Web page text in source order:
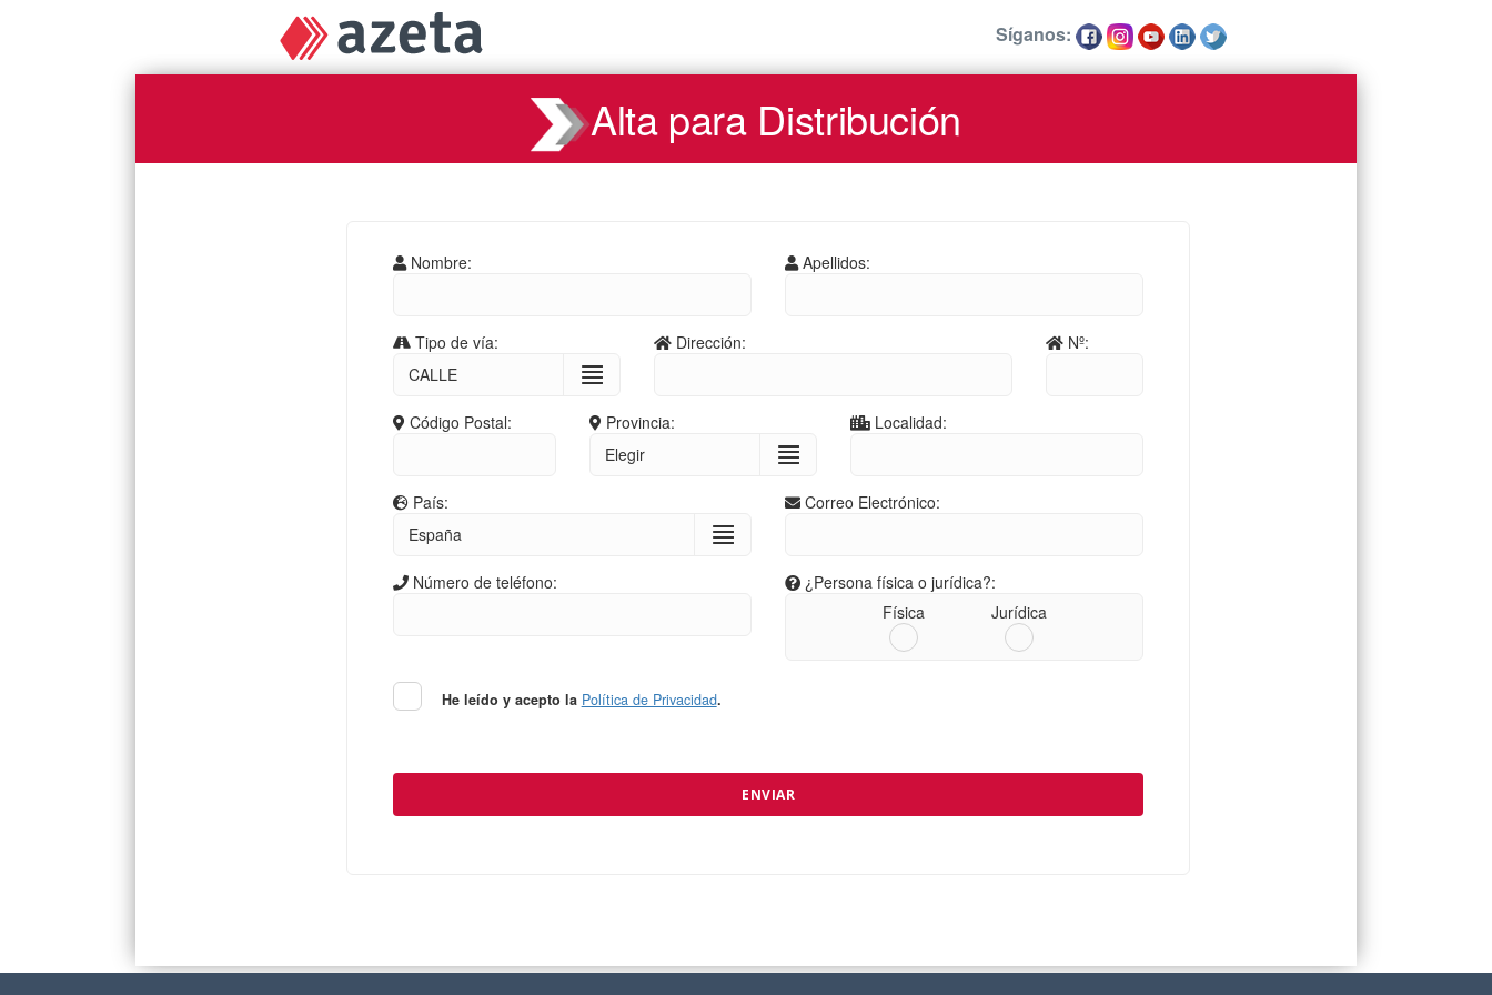
Síganos:
Alta para Distribución
Nombre: Apellidos:
Tipo de vía: Dirección: Nº:
Código Postal: Provincia: Localidad:
País: Correo Electrónico:
Número de teléfono:
¿Persona física o jurídica?:
Física
Jurídica
He leído y acepto la Política de Privacidad.
ENVIAR